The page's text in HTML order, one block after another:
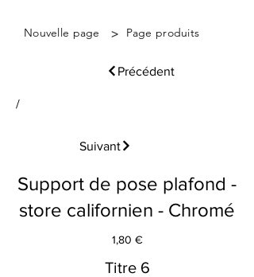
Nouvelle page > Page produits
Précédent
/
Suivant
Support de pose plafond -
store californien - Chromé
1,80 €
Titre 6